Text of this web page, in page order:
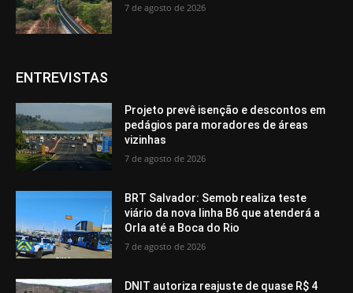
7 de agosto de 2026
ENTREVISTAS
Projeto prevê isenção e descontos em
pedágios para moradores de áreas
vizinhas
7 de agosto de 2026
BRT Salvador: Semob realiza teste
viário da nova linha B6 que atenderá a
Orla até a Boca do Rio
7 de agosto de 2026
DNIT autoriza reajuste de quase R$ 4